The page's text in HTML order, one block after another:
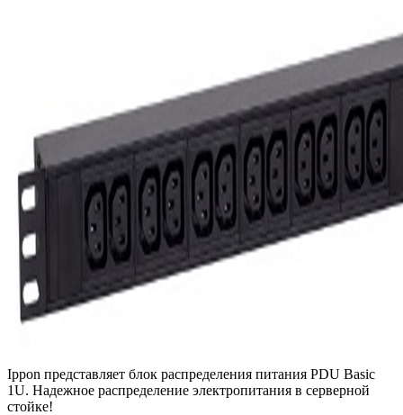
Ippon представляет блок распределения питания PDU Basic
1U. Надежное распределение электропитания в серверной
стойке!